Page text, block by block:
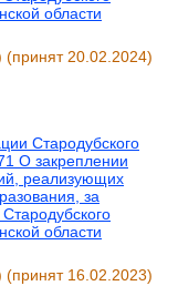
области
(принят 20.02.2024)
Стародубского
О закреплении
реализующих
за
области
(принят 16.02.2023)